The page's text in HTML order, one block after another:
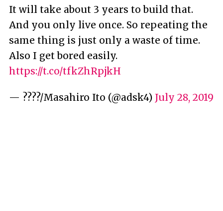
It will take about 3 years to build that.
And you only live once. So repeating the
same thing is just only a waste of time.
Also I get bored easily.
https://t.co/tfkZhRpjkH
— ????/Masahiro Ito (@adsk4) July 28, 2019